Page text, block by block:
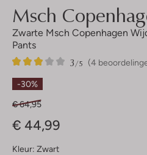
Msch
Zwarte Msch Copenhagen
Pants
(4
3/5
4
3
Sterren
-30%
€ 64,95
€ 44,99
Kleur: Zwart